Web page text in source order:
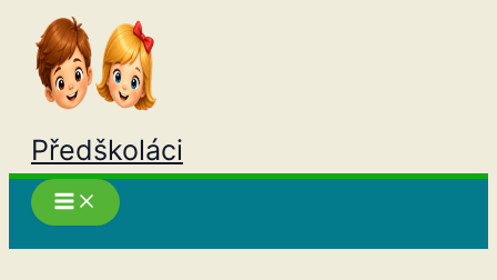
Přeskočit
obsah
Předškoláci